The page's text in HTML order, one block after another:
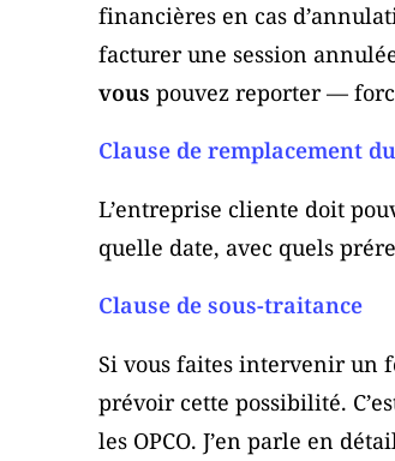
financières en cas
facturer une session
vous pouvez reporter —
Clause de remplacement
L’entreprise cliente doit
quelle date, avec quels
Clause de sous-traitance
Si vous faites intervenir un
prévoir cette possibilité.
les OPCO. J’en parle en